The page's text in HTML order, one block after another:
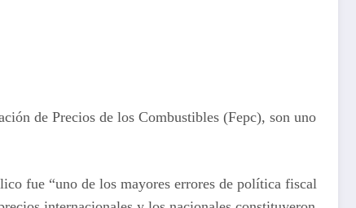
de Precios de los Combustibles (Fepc), son uno
fue “uno de los mayores errores de política fiscal